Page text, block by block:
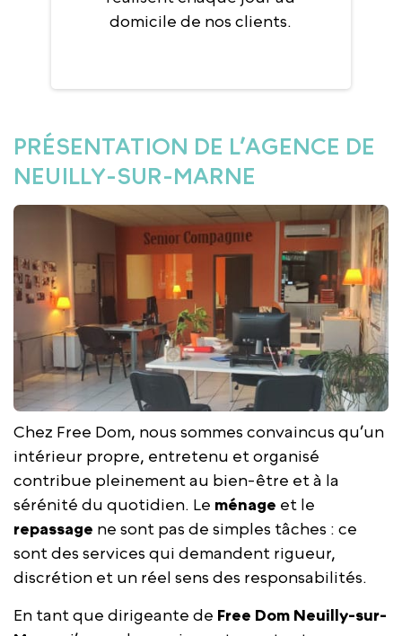
domicile de nos clients.
PRÉSENTATION DE L’AGENCE DE
NEUILLY-SUR-MARNE
Chez Free Dom, nous sommes convaincus qu’un
intérieur propre, entretenu et organisé
contribue pleinement au bien-être et à la
sérénité du quotidien. Le ménage et le
repassage ne sont pas de simples tâches : ce
sont des services qui demandent rigueur,
discrétion et un réel sens des responsabilités.
En tant que dirigeante de Free Dom Neuilly-sur-